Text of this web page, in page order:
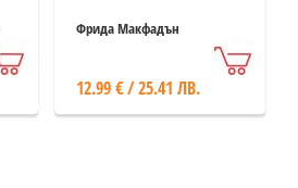
Фрида Макфадън
12.99 € / 25.41 ЛВ.